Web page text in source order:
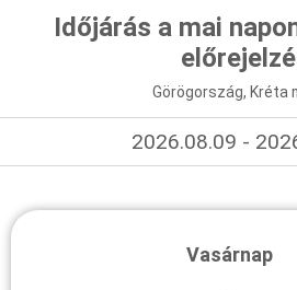
Időjárás a mai
Görögország, Kréta
2026.08.09 -
Vasárnap